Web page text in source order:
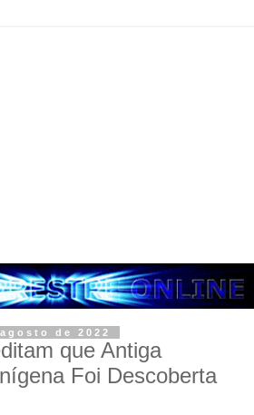
de 2022
que Antiga
Foi Descoberta